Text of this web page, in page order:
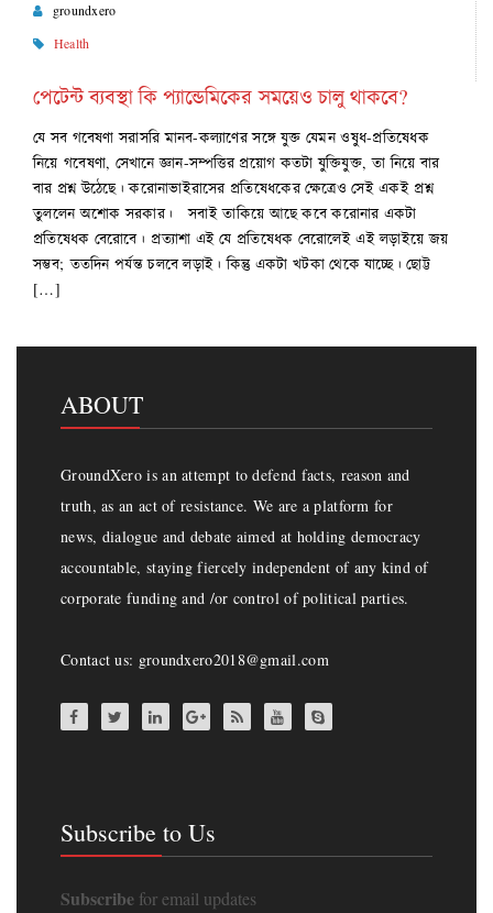
groundxero
Health
পেটেন্ট ব্যবস্থা কি প্যান্ডেমিকের সময়েও চালু থাকবে?
যে সব গবেষণা সরাসরি মানব-কল্যাণের সঙ্গে যুক্ত যেমন ওষুধ-প্রতিষেধক
নিয়ে গবেষণা, সেখানে জ্ঞান-সম্পত্তির প্রয়োগ কতটা যুক্তিযুক্ত, তা নিয়ে বার
বার প্রশ্ন উঠেছে। করোনাভাইরাসের প্রতিষেধকের ক্ষেত্রেও সেই একই প্রশ্ন
তুললেন অশোক সরকার। সবাই তাকিয়ে আছে কবে করোনার একটা
প্রতিষেধক বেরোবে। প্রত্যাশা এই যে প্রতিষেধক বেরোলেই এই লড়াইয়ে জয়
সম্ভব; ততদিন পর্যন্ত চলবে লড়াই। কিন্তু একটা খটকা থেকে যাচ্ছে। ছোট্ট
[…]
ABOUT
GroundXero is an attempt to defend facts, reason and
truth, as an act of resistance. We are a platform for
news, dialogue and debate aimed at holding democracy
accountable, staying fiercely independent of any kind of
corporate funding and /or control of political parties.
Contact us: groundxero2018@gmail.com
Subscribe to Us
Subscribe for email updates